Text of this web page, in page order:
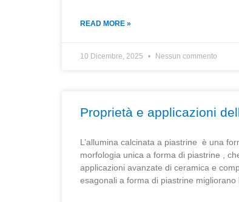
READ MORE »
10 Dicembre, 2025 Nessun commento
Proprietà e applicazioni
L’allumina calcinata a piastrine è una
morfologia unica a forma di piastrine ,
applicazioni avanzate di ceramica e
esagonali a forma di piastrine migliorano